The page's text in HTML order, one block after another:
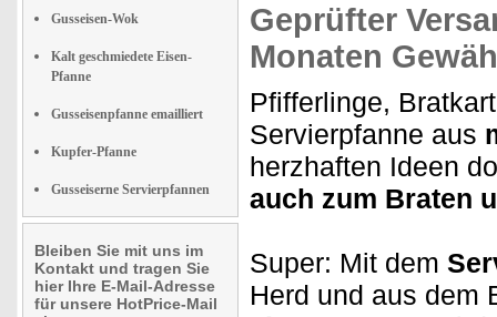
Gusseisen-Wok
Kalt geschmiedete Eisen-
Pfanne
Gusseisenpfanne emailliert
Kupfer-Pfanne
Gusseiserne Servierpfannen
Bleiben Sie mit uns im
Kontakt und tragen Sie
hier Ihre E-Mail-Adresse
für unsere HotPrice-Mail
Geprüfter
Monaten
Pfifferlinge,
Servierpfanne aus
herzhaften Ideen
auch zum Braten
Super: Mit dem
Herd und aus dem